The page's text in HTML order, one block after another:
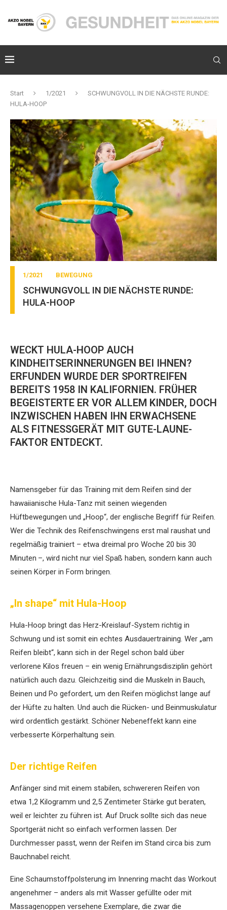
Start 1/2021
SCHWUNGVOLL IN DIE NÄCHSTE RUNDE:
HULA-HOOP
1/2021 BEWEGUNG
SCHWUNGVOLL IN DIE NÄCHSTE RUNDE:
HULA-HOOP
WECKT HULA-HOOP AUCH
KINDHEITSERINNERUNGEN BEI IHNEN?
ERFUNDEN WURDE DER SPORTREIFEN
BEREITS 1958 IN KALIFORNIEN. FRÜHER
BEGEISTERTE ER VOR ALLEM KINDER, DOCH
INZWISCHEN HABEN IHN ERWACHSENE
ALS FITNESSGERÄT MIT GUTE-LAUNE-
FAKTOR ENTDECKT.
Namensgeber für das Training mit dem Reifen sind der
hawaiianische Hula-Tanz mit seinen wiegenden
Hüftbewegungen und „Hoop“, der englische Begriff für Reifen.
Wer die Technik des Reifenschwingens erst mal raushat und
regelmäßig trainiert – etwa dreimal pro Woche 20 bis 30
Minuten –, wird nicht nur viel Spaß haben, sondern kann auch
seinen Körper in Form bringen.
„In shape“ mit Hula-Hoop
Hula-Hoop bringt das Herz-Kreislauf-System richtig in
Schwung und ist somit ein echtes Ausdauertraining. Wer „am
Reifen bleibt“, kann sich in der Regel schon bald über
verlorene Kilos freuen – ein wenig Ernährungsdisziplin gehört
natürlich auch dazu. Gleichzeitig sind die Muskeln in Bauch,
Beinen und Po gefordert, um den Reifen möglichst lange auf
der Hüfte zu halten. Und auch die Rücken- und Beinmuskulatur
wird ordentlich gestärkt. Schöner Nebeneffekt kann eine
verbesserte Körperhaltung sein.
Der richtige Reifen
Anfänger sind mit einem stabilen, schwereren Reifen von
etwa 1,2 Kilogramm und 2,5 Zentimeter Stärke gut beraten,
weil er leichter zu führen ist. Auf Druck sollte sich das neue
Sportgerät nicht so einfach verformen lassen. Der
Durchmesser passt, wenn der Reifen im Stand circa bis zum
Bauchnabel reicht.
Eine Schaumstoffpolsterung im Innenring macht das Workout
angenehmer – anders als mit Wasser gefüllte oder mit
Massagenoppen versehene Exemplare, die zwar die